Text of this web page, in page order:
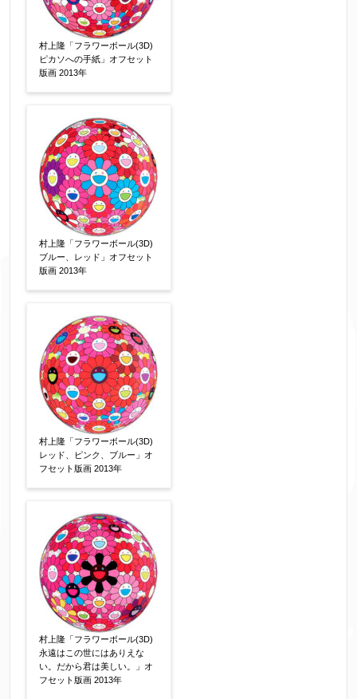
同意する 【必須】
↑ 同意頂けましたらチェックを入れてくださ
い。
※データはSSL(Secure Sockets Layer)通信によ
り暗号化して送信されます。
村上隆「フラワーボール(3D)
ピカソへの手紙」オフセット
版画 2013年
村上隆「フラワーボール(3D)
ブルー、レッド」オフセット
版画 2013年
村上隆「フラワーボール(3D)
レッド、ピンク、ブルー」オ
フセット版画 2013年
村上隆「フラワーボール(3D)
永遠はこの世にはありえな
い。だから君は美しい。」オ
フセット版画 2013年